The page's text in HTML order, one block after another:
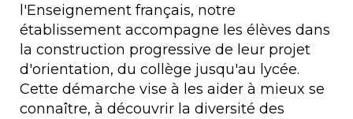
l'Enseignement français, notre
établissement accompagne les élèves dans
la construction progressive de leur projet
d'orientation, du collège jusqu'au lycée.
Cette démarche vise à les aider à mieux se
connaître, à découvrir la diversité des